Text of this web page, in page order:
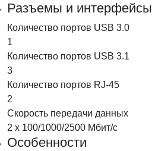
Разъемы и интерфейсы
Количество портов USB 3.0
1
Количество портов USB 3.1
3
Количество портов RJ-45
2
Скорость передачи данных
2 х 100/1000/2500 Мбит/с
Особенности